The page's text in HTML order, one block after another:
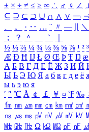
± × ÷ ≠ ≤ ≥ ∞ ∴ ♂ ♀ ∠
⊆ ⊇ ⊂ ⊃ ∪ ∩ ∧ ∨ ￢
、
。 · ‥ … ¨ 〃 ― ＼
；
？ ＾ ｀
½ ⅓ ⅔ ¼ ¾ ⅛ ⅜ ⅝ ⅞ ¹ ² ³
Æ Ð Ħ Ĳ Ł Ø Œ Þ Ŧ Ŋ æ
А Б В Г Д Е Ё Ж З И Й
Ы Ь Э Ю Я а б в г д е ё
ы ь э ю я
′ ″ ℃ Å ￠ ￡ ￥ ¤ ℉ ‰
㎙ ㎚ ㎛ ㎜ ㎝ ㎞ ㎟ ㎠
㎱ ㎲ ㎳ ㎴ ㎵ ㎶ ㎷ ㎸
㎒ ㎓ ㎔ Ω ㏀ ㏁ ㎊ ㎋